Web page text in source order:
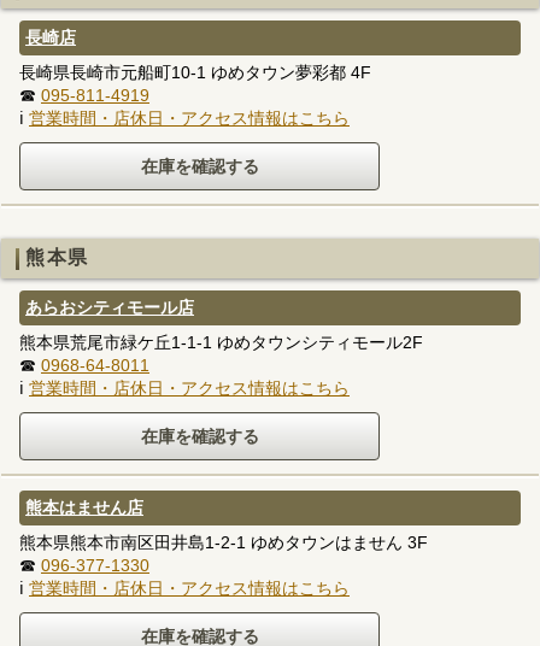
長崎店
長崎県長崎市元船町10-1 ゆめタウン夢彩都 4F
☎ 095-811-4919
ℹ 営業時間・店休日・アクセス情報はこちら
熊本県
あらおシティモール店
熊本県荒尾市緑ケ丘1-1-1 ゆめタウンシティモール2F
☎ 0968-64-8011
ℹ 営業時間・店休日・アクセス情報はこちら
熊本はません店
熊本県熊本市南区田井島1-2-1 ゆめタウンはません 3F
☎ 096-377-1330
ℹ 営業時間・店休日・アクセス情報はこちら